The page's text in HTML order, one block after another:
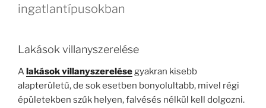
ingatlantípusokban
Lakások villanyszerelése
A lakások villanyszerelésegyakran kisebb
alapterületű, de sok esetben bonyolultabb, mivel régi
épületekben szűk helyen, falvésés nélkül kell dolgozni.